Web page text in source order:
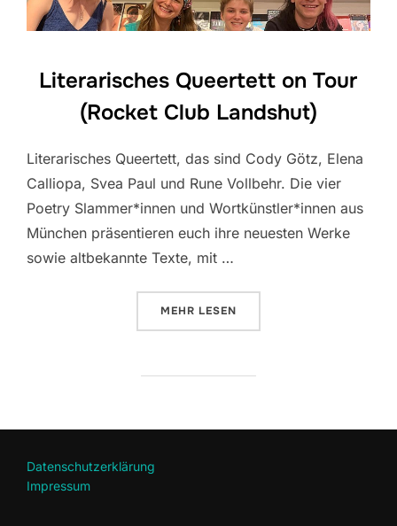
Literarisches Queertett on Tour
(Rocket Club Landshut)
Literarisches Queertett, das sind Cody Götz, Elena
Calliopa, Svea Paul und Rune Vollbehr. Die vier
Poetry Slammer*innen und Wortkünstler*innen aus
München präsentieren euch ihre neuesten Werke
sowie altbekannte Texte, mit …
MEHR ÜBER „LITERARISCHES
LESEN
Datenschutzerklärung
Impressum